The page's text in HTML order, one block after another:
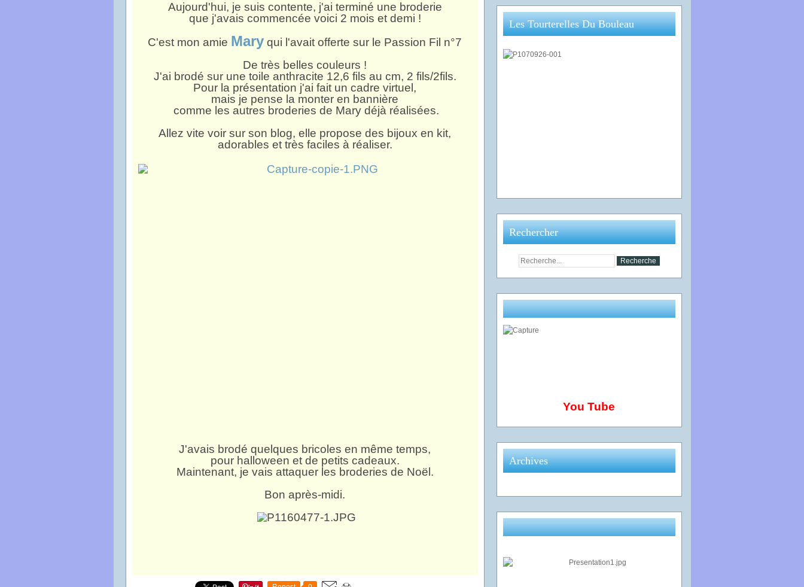
Aujourd'hui, je suis contente, j'ai terminé une broderie
que j'avais commencée voici 2 mois et demi !
C'est mon amie Mary qui l'avait offerte sur le Passion Fil n°7
De très belles couleurs !
J'ai brodé sur une toile anthracite 12,6 fils au cm, 2 fils/2fils.
Pour la présentation j'ai fait un cadre virtuel,
mais je pense la monter en bannière
comme les autres broderies de Mary déjà réalisées.
Allez vite voir sur son blog, elle propose des bijoux en kit,
adorables et très faciles à réaliser.
J'avais brodé quelques bricoles en même temps,
pour halloween et de petits cadeaux.
Maintenant, je vais attaquer les broderies de Noël.
Bon après-midi.
Les Tourterelles Du Bouleau
Rechercher
You Tube
Archives